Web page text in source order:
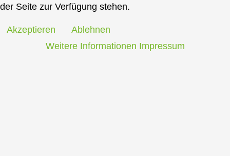
der Seite zur Verfügung stehen.
Akzeptieren
Ablehnen
Weitere Informationen Impressum